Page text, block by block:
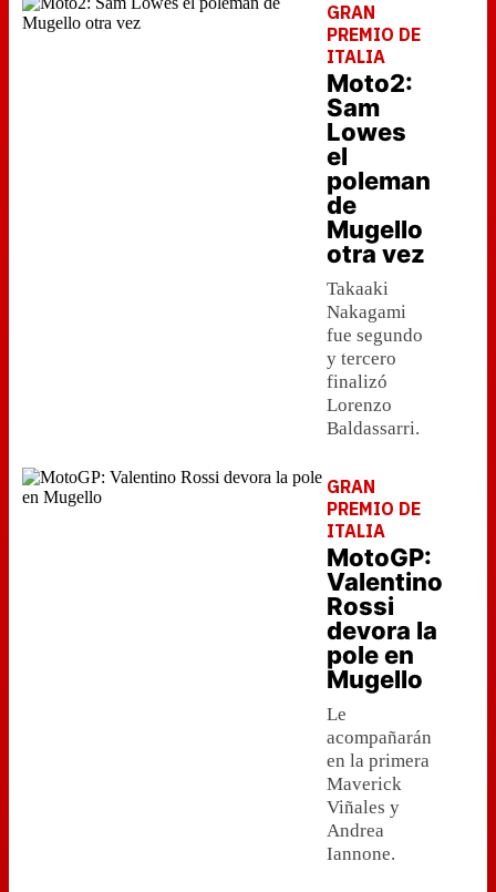
GRAN
PREMIO DE
ITALIA
Moto2:
Sam
Lowes
el
poleman
de
Mugello
otra vez
Takaaki
Nakagami
fue segundo
y tercero
finalizó
Lorenzo
Baldassarri.
GRAN
PREMIO DE
ITALIA
MotoGP:
Valentino
Rossi
devora la
pole en
Mugello
Le
acompañarán
en la primera
Maverick
Viñales y
Andrea
Iannone.